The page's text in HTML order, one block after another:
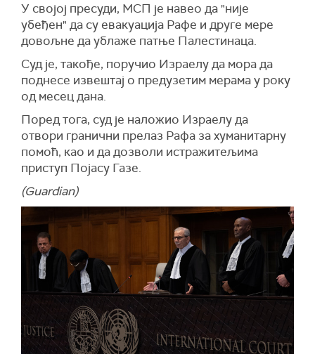
У својој пресуди, МСП је навео да "није
убеђен" да су евакуација Рафе и друге мере
довољне да ублаже патње Палестинаца.
Суд је, такође, поручио Израелу да мора да
поднесе извештај о предузетим мерама у року
од месец дана.
Поред тога, суд је наложио Израелу да
отвори гранични прелаз Рафа за хуманитарну
помоћ, као и да дозволи истражитељима
приступ Појасу Газе.
(Guardian)